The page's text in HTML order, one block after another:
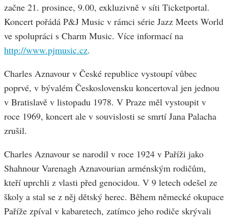
začne 21. prosince, 9.00, exkluzivně v síti Ticketportal.
Koncert pořádá P&J Music v rámci série Jazz Meets World
ve spolupráci s Charm Music. Více informací na
http://www.pjmusic.cz.
Charles Aznavour v České republice vystoupí vůbec
poprvé, v bývalém Československu koncertoval jen jednou
v Bratislavě v listopadu 1978. V Praze měl vystoupit v
roce 1969, koncert ale v souvislosti se smrtí Jana Palacha
zrušil.
Charles Aznavour se narodil v roce 1924 v Paříži jako
Shahnour Varenagh Aznavourian arménským rodičům,
kteří uprchli z vlasti před genocidou. V 9 letech odešel ze
školy a stal se z něj dětský herec. Během německé okupace
Paříže zpíval v kabaretech, zatímco jeho rodiče skrývali